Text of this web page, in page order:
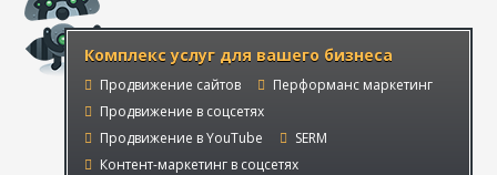
Комплекс услуг для вашего бизнеса
Продвижение сайтов
Перформанс маркетинг
Продвижение в соцсетях
Продвижение в YouTube
SERM
Контент-маркетинг в соцсетях